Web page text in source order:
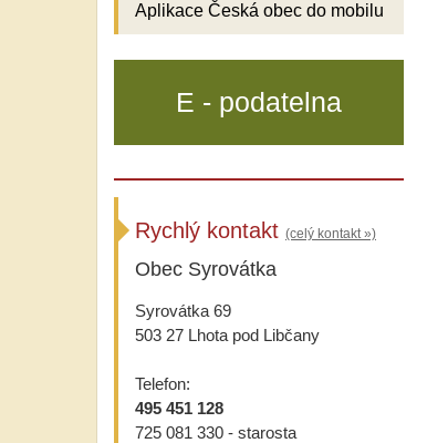
Aplikace Česká obec do mobilu
E - podatelna
Rychlý kontakt (celý kontakt »)
Obec Syrovátka
Syrovátka 69
503 27 Lhota pod Libčany
Telefon:
495 451 128
725 081 330 - starosta